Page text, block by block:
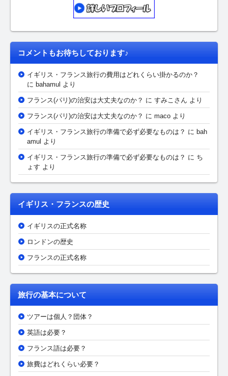
コメントもお待ちしております♪
イギリス・フランス旅行の費用はどれくらい掛かるのか？
に bahamul より
フランス(パリ)の治安は大丈夫なのか？ に すみこさん より
フランス(パリ)の治安は大丈夫なのか？ に maco より
イギリス・フランス旅行の準備で必ず必要なものは？ に bah
amul より
イギリス・フランス旅行の準備で必ず必要なものは？ に ち
ょす より
イギリス・フランスの歴史
イギリスの正式名称
ロンドンの歴史
フランスの正式名称
旅行の基本について
ツアーは個人？団体？
英語は必要？
フランス語は必要？
旅費はどれくらい必要？